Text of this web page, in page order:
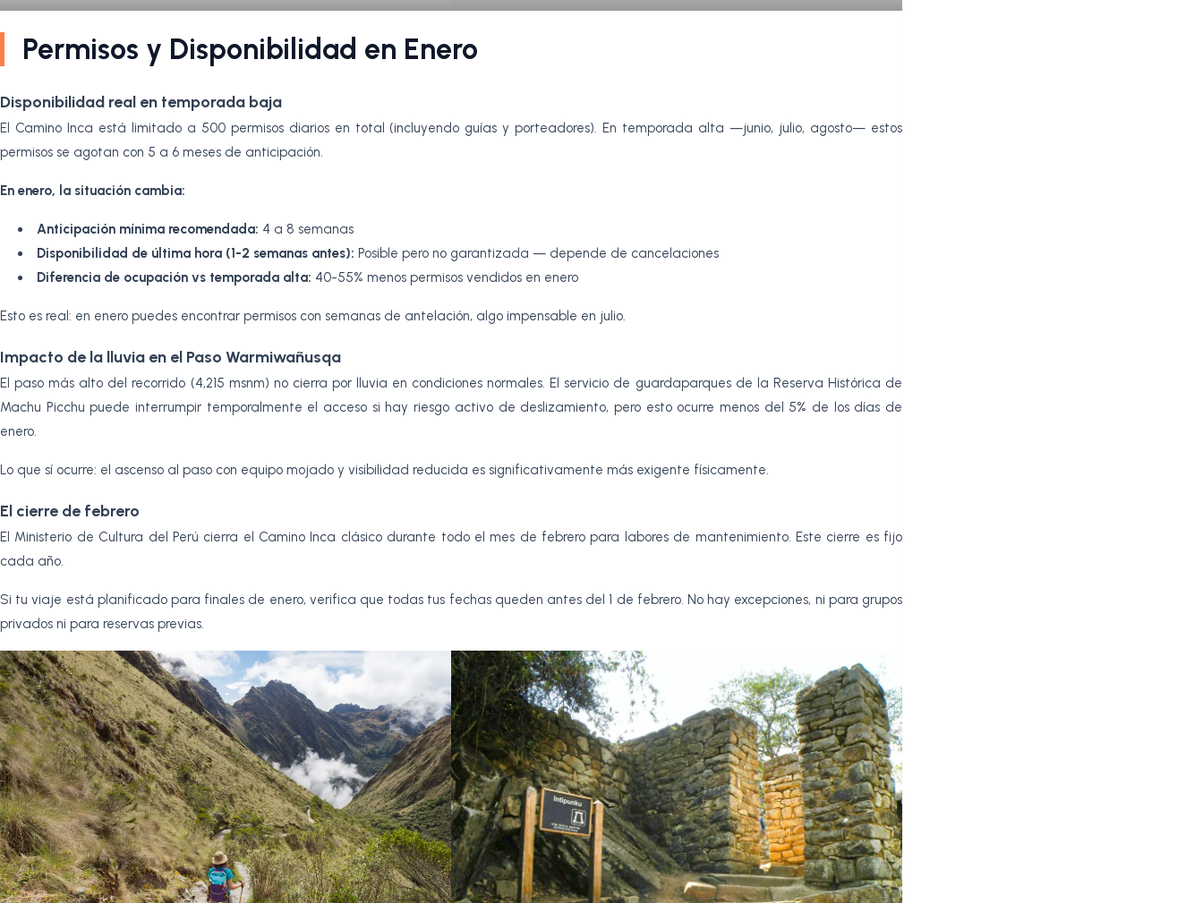
Permisos y Disponibilidad en Enero
Disponibilidad real en temporada baja
El Camino Inca está limitado a 500 permisos diarios en total (incluyendo guías y porteadores). En temporada alta —junio, julio, agosto— estos
permisos se agotan con 5 a 6 meses de anticipación.
En enero, la situación cambia:
Anticipación mínima recomendada: 4 a 8 semanas
Disponibilidad de última hora (1-2 semanas antes): Posible pero no garantizada — depende de cancelaciones
Diferencia de ocupación vs temporada alta: 40-55% menos permisos vendidos en enero
Esto es real: en enero puedes encontrar permisos con semanas de antelación, algo impensable en julio.
Impacto de la lluvia en el Paso Warmiwañusqa
El paso más alto del recorrido (4,215 msnm) no cierra por lluvia en condiciones normales. El servicio de guardaparques de la Reserva Histórica de
Machu Picchu puede interrumpir temporalmente el acceso si hay riesgo activo de deslizamiento, pero esto ocurre menos del 5% de los días de
enero.
Lo que sí ocurre: el ascenso al paso con equipo mojado y visibilidad reducida es significativamente más exigente físicamente.
El cierre de febrero
El Ministerio de Cultura del Perú cierra el Camino Inca clásico durante todo el mes de febrero para labores de mantenimiento. Este cierre es fijo
cada año.
Si tu viaje está planificado para finales de enero, verifica que todas tus fechas queden antes del 1 de febrero. No hay excepciones, ni para grupos
privados ni para reservas previas.